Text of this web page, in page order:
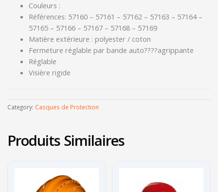
Couleurs :
Références: 57160 – 57161 – 57162 – 57163 – 57164 –
57165 – 57166 – 57167 – 57168 – 57169
Matière extérieure : polyester / coton
Fermeture réglable par bande auto????agrippante
Réglable
Visière rigide
Category: Casques de Protection
Produits Similaires